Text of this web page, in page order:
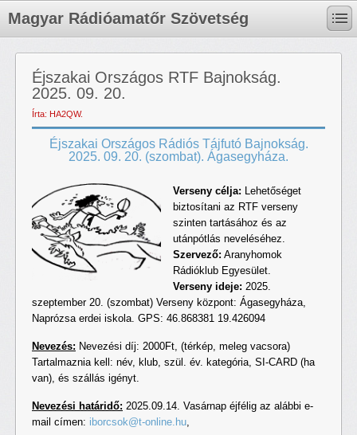
Magyar Rádióamatőr Szövetség
Éjszakai Országos RTF Bajnokság.
2025. 09. 20.
Írta: HA2QW.
Éjszakai Országos Rádiós Tájfutó Bajnokság.
2025. 09. 20. (szombat). Ágasegyháza.
Verseny célja: Lehetőséget
biztosítani az RTF verseny
szinten tartásához és az
utánpótlás neveléséhez.
Szervező: Aranyhomok
Rádióklub Egyesület.
Verseny ideje: 2025.
szeptember 20. (szombat) Verseny központ: Ágasegyháza,
Naprózsa erdei iskola. GPS: 46.868381 19.426094
Nevezés: Nevezési díj: 2000Ft, (térkép, meleg vacsora)
Tartalmaznia kell: név, klub, szül. év. kategória, SI-CARD (ha
van), és szállás igényt.
Nevezési határidő: 2025.09.14. Vasárnap éjfélig az alábbi e-
mail címen: iborcsok@t-online.hu,